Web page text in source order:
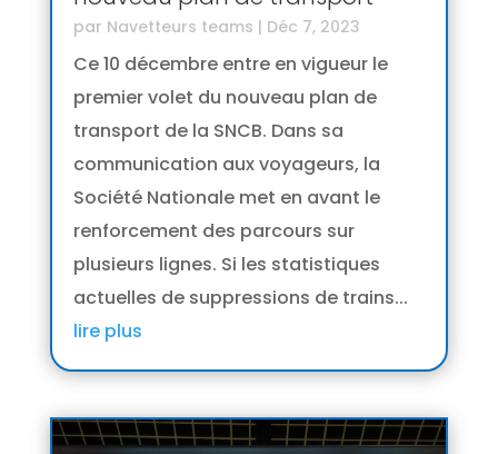
par Navetteurs teams | Déc 7, 2023
Ce 10 décembre entre en vigueur le
premier volet du nouveau plan de
transport de la SNCB. Dans sa
communication aux voyageurs, la
Société Nationale met en avant le
renforcement des parcours sur
plusieurs lignes. Si les statistiques
actuelles de suppressions de trains...
lire plus